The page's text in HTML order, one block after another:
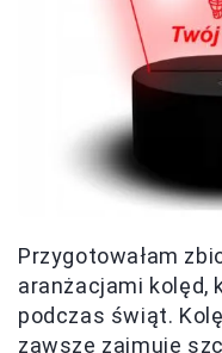
Przygotowałam
aranżacjami kolęd,
podczas świąt.
zawsze zajmuje